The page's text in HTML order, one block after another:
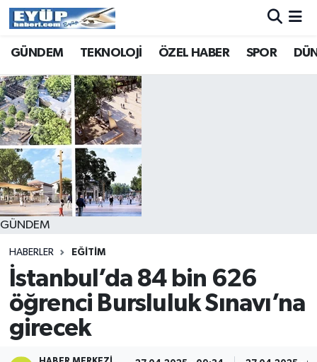
GÜNDEM TEKNOLOJİ ÖZEL HABER SPOR
GÜNDEM
HABERLER EĞİTİM
İstanbul’da 84 bin 626
öğrenci Bursluluk Sınavı’na
girecek